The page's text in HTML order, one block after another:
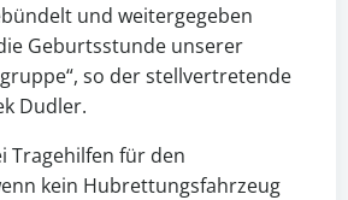
und weitergegeben
Geburtsstunde unserer
so der stellvertretende
Dudler.
Tragehilfen für den
kein Hubrettungsfahrzeug